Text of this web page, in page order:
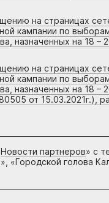
на страницах
кампании по
назначенных на 18 –
на страницах
кампании по
назначенных на 18 –
от 15.03.2021г.),
Новости партнеров» с
«Городской голова